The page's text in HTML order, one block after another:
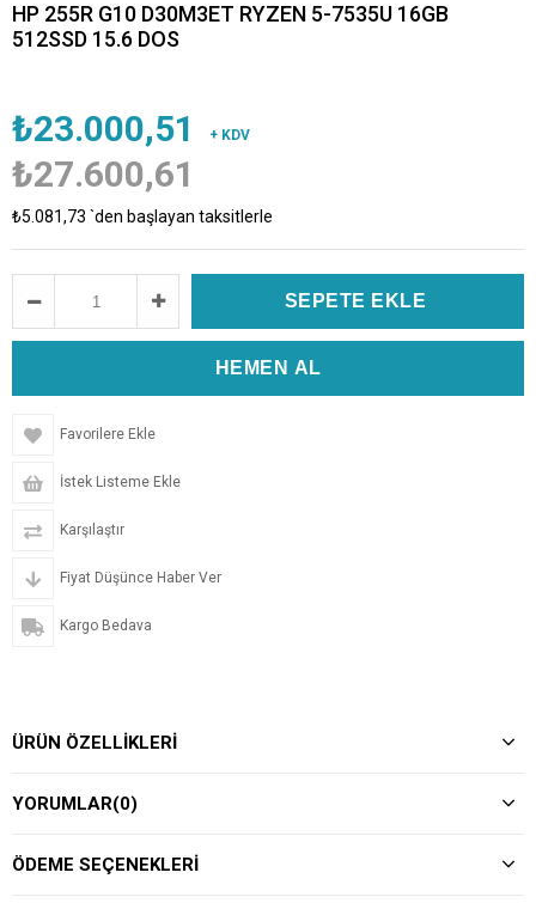
HP 255R G10 D30M3ET RYZEN 5-7535U 16GB
512SSD 15.6 DOS
₺23.000,51 + KDV
₺27.600,61
₺5.081,73 `den başlayan taksitlerle
Favorilere Ekle
İstek Listeme Ekle
Karşılaştır
Fiyat Düşünce Haber Ver
Kargo Bedava
ÜRÜN ÖZELLIKLERI
YORUMLAR(0)
ÖDEME SEÇENEKLERI